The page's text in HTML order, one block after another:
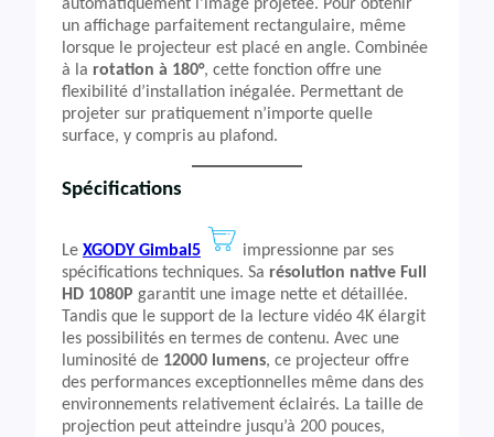
automatiquement l’image projetée. Pour obtenir
un affichage parfaitement rectangulaire, même
lorsque le projecteur est placé en angle. Combinée
à la rotation à 180°, cette fonction offre une
flexibilité d’installation inégalée. Permettant de
projeter sur pratiquement n’importe quelle
surface, y compris au plafond.
Spécifications
Le XGODY Gimbal5
impressionne par ses
spécifications techniques. Sa résolution native Full
HD 1080P garantit une image nette et détaillée.
Tandis que le support de la lecture vidéo 4K élargit
les possibilités en termes de contenu. Avec une
luminosité de 12000 lumens, ce projecteur offre
des performances exceptionnelles même dans des
environnements relativement éclairés. La taille de
projection peut atteindre jusqu’à 200 pouces,